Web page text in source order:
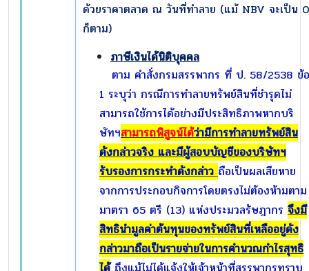
ด้วยราคาตลาด ณ วันที่ทำลาย (แม้ NBV จะเป็น 0
ก็ตาม)
ภาษีเงินได้นิติบุคคล
ตาม คำสั่งกรมสรรพากร ที่ ป. 58/2538 ข้อ
1 ระบุว่า กรณีการทำลายทรัพย์สินที่ชำรุดไม่
สามารถใช้การได้อย่างมีประสิทธิภาพหากบริ
ษัทฯสามารถพิสูจน์ได้ว่ามีการทำลายทรัพย์สิน
ดังกล่าวจริง และมีผู้สอบบัญชีของบริษัทฯ
รับรองการกระทำดังกล่าวถือเป็นผลเสียหาย
จากการประกอบกิจการโดยตรงไม่ต้องห้ามตาม
มาตรา 65 ตรี (13) แห่งประมวลรัษฎากร จึงมี
สิทธินำมูลค่าต้นทุนของทรัพย์สินที่เหลืออยู่ดัง
กล่าวมาถือเป็นรายจ่ายในการคำนวณกำไรสุทธิ